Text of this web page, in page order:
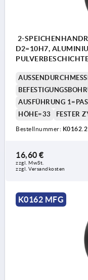
2-
D2=10H7,
AUSFÜHRUNG
HÖHE=33
FESTER
Bestellnummer:
16,60 €
zzgl. MwSt.
zzgl. Versandkosten
K0162 MFG